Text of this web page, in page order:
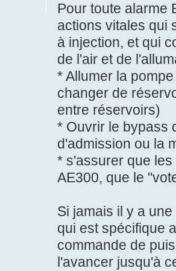
Pour toute alarme
actions vitales qui
à injection, et qui
de l'air et de
* Allumer la
changer de
entre réservoirs)
* Ouvrir le bypass
d'admission ou la
* s'assurer que
AE300, que le
Si jamais il y a
qui est spécifique
commande de
l'avancer jusqu'à